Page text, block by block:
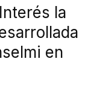
la
en